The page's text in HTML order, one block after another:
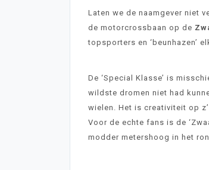
Laten we de naamgever niet
de motorcrossbaan op de
topsporters en ‘beunhazen’
De ‘Special Klasse’ is
wildste dromen niet had
wielen. Het is creativiteit op
Voor de echte fans is de
modder metershoog in het